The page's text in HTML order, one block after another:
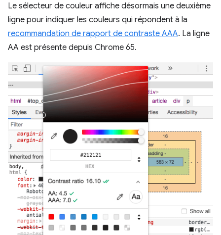
Le sélecteur de couleur affiche désormais une deuxième
ligne pour indiquer les couleurs qui répondent à la
recommandation de rapport de contraste AAA. La ligne
AA est présente depuis Chrome 65.